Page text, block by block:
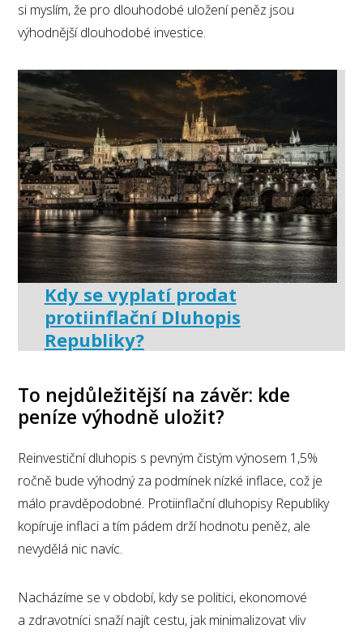
si myslím, že pro dlouhodobé uložení peněz jsou
výhodnější dlouhodobé investice.
Kdy se vyplatí prodat
protiinflační Dluhopis
Republiky?
To nejdůležitější na závěr: kde
peníze výhodně uložit?
Reinvestiční dluhopis s pevným čistým výnosem 1,5%
ročně bude výhodný za podmínek nízké inflace, což je
málo pravděpodobné. Protiinflační dluhopisy Republiky
kopíruje inflaci a tím pádem drží hodnotu peněz, ale
nevydělá nic navíc.
Nacházíme se v období, kdy se politici, ekonomové
a zdravotníci snaží najít cestu, jak minimalizovat vliv